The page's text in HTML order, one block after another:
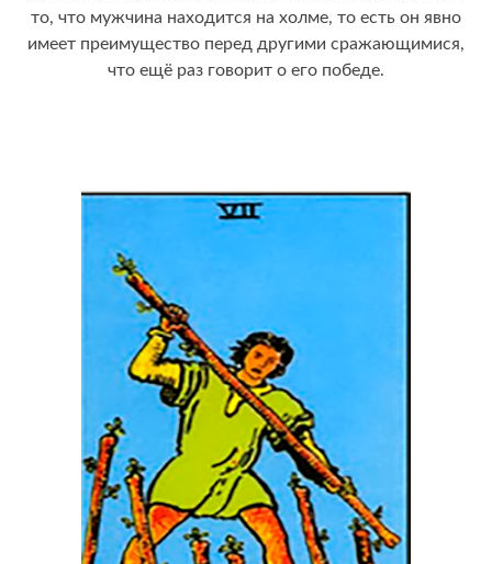
то, что мужчина находится на холме, то есть он явно
имеет преимущество перед другими сражающимися,
что ещё раз говорит о его победе.